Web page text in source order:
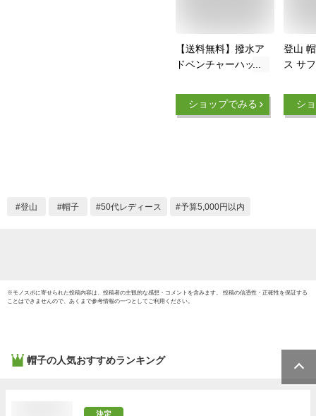
【送料無料】撥水ア
ドベンチャーハット
広 撥水帽子 夏フェ
ス hat レインハット
ショップでみる
登山
ス サ
通気性
ハッ
シ
登山 帽子 50代レディース 予算5,000円以内
※モノスポに寄せられた投稿内容は、投稿者の主観的な感想・コメントを含みます。 投稿の信憑性・正確性を保証する
ことはできませんので、あくまで参考情報の一つとしてご利用ください。
帽子の人気おすすめランキング
決定